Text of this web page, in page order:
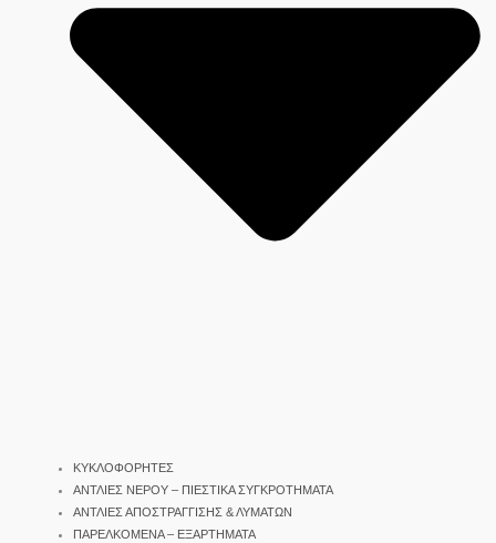
ΚΥΚΛΟΦΟΡΗΤΕΣ
ΑΝΤΛΙΕΣ ΝΕΡΟΥ – ΠΙΕΣΤΙΚΑ ΣΥΓΚΡΟΤΗΜΑΤΑ
ΑΝΤΛΙΕΣ ΑΠΟΣΤΡΑΓΓΙΣΗΣ & ΛΥΜΑΤΩΝ
ΠΑΡΕΛΚΟΜΕΝΑ – ΕΞΑΡΤΗΜΑΤΑ